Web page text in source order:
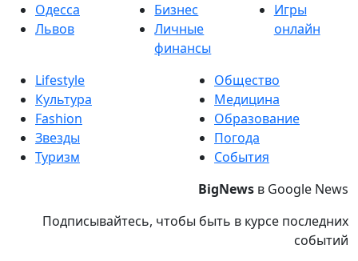
Одесса
Львов
Бизнес
Личные
финансы
Игры
онлайн
Lifestyle
Культура
Fashion
Звезды
Туризм
Общество
Медицина
Образование
Погода
События
BigNews в Google News
Подписывайтесь, чтобы быть в курсе последних
событий